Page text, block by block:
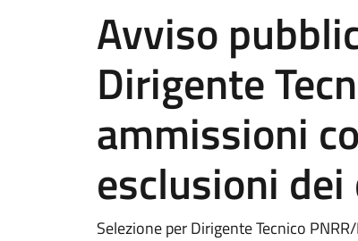
Avviso
Dirigente
ammissioni
esclusioni
Selezione per Dirigente Tecnico